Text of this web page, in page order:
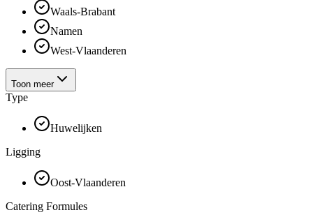
Waals-Brabant
Namen
West-Vlaanderen
Toon meer
Type
Huwelijken
Ligging
Oost-Vlaanderen
Catering Formules